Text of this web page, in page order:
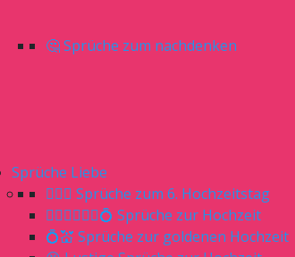
🤔 Sprüche zum nachdenken
Sprüche Liebe
👰🏼‍♀️ Sprüche zum 6. Hochzeitstag
👰🏼‍♀️🤵🏼‍♂️💍 Sprüche zur Hochzeit
💍💒 Sprüche zur goldenen Hochzeit